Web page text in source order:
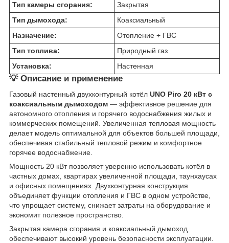
Тип камеры сгорания:
Закрытая
Тип дымохода:
Коаксиальный
Назначение:
Отопление + ГВС
Тип топлива:
Природный газ
Установка:
Настенная
💡 Описание и применение
Газовый настенный двухконтурный котёл UNO Piro 20 кВт с
коаксиальным дымоходом — эффективное решение для
автономного отопления и горячего водоснабжения жилых и
коммерческих помещений. Увеличенная тепловая мощность
делает модель оптимальной для объектов большей площади,
обеспечивая стабильный тепловой режим и комфортное
горячее водоснабжение.
Мощность 20 кВт позволяет уверенно использовать котёл в
частных домах, квартирах увеличенной площади, таунхаусах
и офисных помещениях. Двухконтурная конструкция
объединяет функции отопления и ГВС в одном устройстве,
что упрощает систему, снижает затраты на оборудование и
экономит полезное пространство.
Закрытая камера сгорания и коаксиальный дымоход
обеспечивают высокий уровень безопасности эксплуатации.